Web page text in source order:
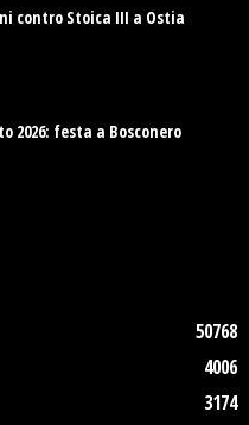
contro Stoica III a Ostia
2026: festa a Bosconero
50768
4006
3174